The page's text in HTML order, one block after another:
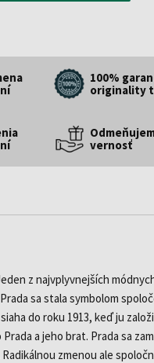
100%
originality
vernosť
z najvplyvnejších
sa stala symbolom
do roku 1913, keď ju
a jeho brat. Prada sa
zmenou ale